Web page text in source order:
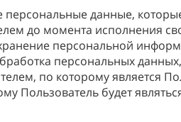
персональные данные,
до момента исполнения
персональной
персональных
по которому является
Пользователь будет